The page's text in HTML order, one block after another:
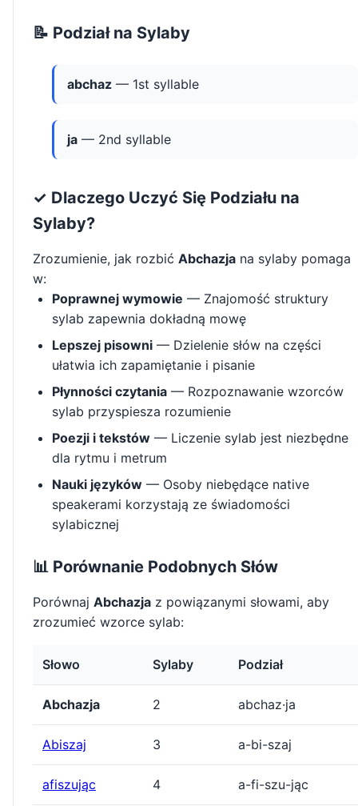
📝 Podział na Sylaby
abchaz — 1st syllable
ja — 2nd syllable
✓ Dlaczego Uczyć Się Podziału na
Sylaby?
Zrozumienie, jak rozbić Abchazja na sylaby pomaga
w:
Poprawnej wymowie — Znajomość struktury
sylab zapewnia dokładną mowę
Lepszej pisowni — Dzielenie słów na części
ułatwia ich zapamiętanie i pisanie
Płynności czytania — Rozpoznawanie wzorców
sylab przyspiesza rozumienie
Poezji i tekstów — Liczenie sylab jest niezbędne
dla rytmu i metrum
Nauki języków — Osoby niebędące native
speakerami korzystają ze świadomości
sylabicznej
📊 Porównanie Podobnych Słów
Porównaj Abchazja z powiązanymi słowami, aby
zrozumieć wzorce sylab:
Słowo Sylaby Podział
Abchazja 2 abchaz·ja
Abiszaj 3 a-bi-szaj
afiszując 4 a-fi-szu-jąc